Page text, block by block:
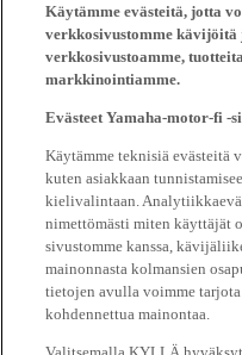
Käytämme evästeitä, jotta
verkkosivustomme kävijöitä
verkkosivustoamme,
markkinointiamme.
Evästeet Yamaha-motor-fi -
Käytämme teknisiä evästeitä
kuten asiakkaan
kielivalintaan.
nimettömästi miten käyttäjät
sivustomme kanssa,
mainonnasta kolmansien
tietojen avulla voimme
kohdennettua mainontaa.